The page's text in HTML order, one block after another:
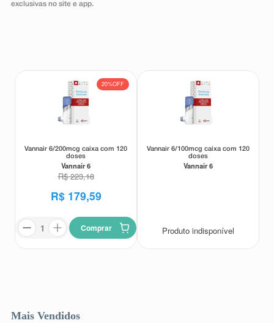
exclusivas no site e app.
20%OFF
Vannair 6/200mcg caixa com 120
doses
Vannair 6
R$ 223,18
R$ 179,59
Comprar
Vannair 6/100mcg caixa com 120
doses
Vannair 6
Produto indisponível
Mais Vendidos
9º esmalte